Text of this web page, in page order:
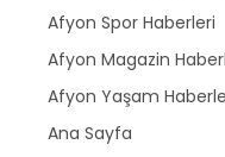
Afyon Spor Haberleri
Afyon Magazin
Afyon Yaşam
Ana Sayfa